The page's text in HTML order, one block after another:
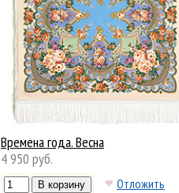
Времена года. Весна
4 950 руб.
Отложить